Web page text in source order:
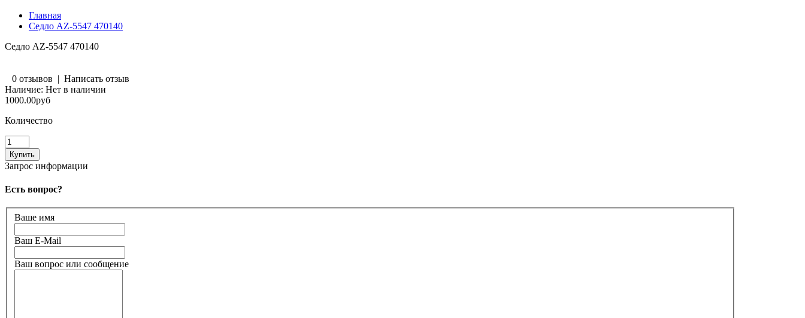
Главная
Седло AZ-5547 470140
Седло AZ-5547 470140
0 отзывов | Написать отзыв
Наличие: Нет в наличии
1000.00руб
Количество
Запрос информации
Есть вопрос?
Ваше имя
Ваш E-Mail
Ваш вопрос или сообщение